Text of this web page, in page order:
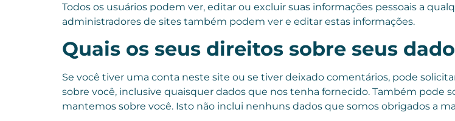
Todos os usuários podem ver, editar ou excluir suas informações pessoais a
administradores de sites também podem ver e editar estas informações.
Quais os seus direitos sobre seus
Se você tiver uma conta neste site ou se tiver deixado comentários, pode
sobre você, inclusive quaisquer dados que nos tenha fornecido. Também pode
mantemos sobre você. Isto não inclui nenhuns dados que somos obrigados a